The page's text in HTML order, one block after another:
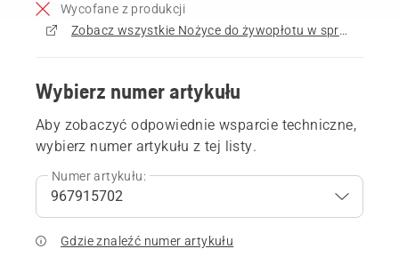
Wycofane z produkcji
Zobacz wszystkie Nożyce do żywopłotu w sprzedaży
Wybierz numer artykułu
Aby zobaczyć odpowiednie wsparcie techniczne,
wybierz numer artykułu z tej listy.
Numer artykułu:
Gdzie znaleźć numer artykułu